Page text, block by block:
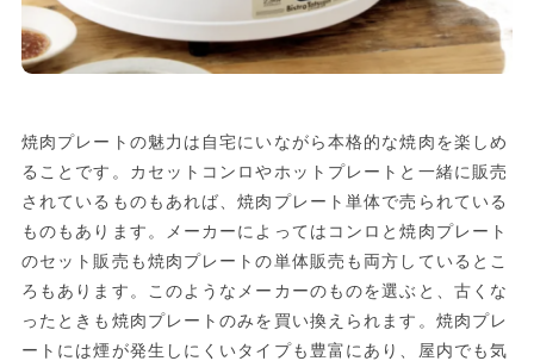
焼肉プレートの魅力は自宅にいながら本格的な焼肉を楽しめ
ることです。カセットコンロやホットプレートと一緒に販売
されているものもあれば、焼肉プレート単体で売られている
ものもあります。メーカーによってはコンロと焼肉プレート
のセット販売も焼肉プレートの単体販売も両方しているとこ
ろもあります。このようなメーカーのものを選ぶと、古くな
ったときも焼肉プレートのみを買い換えられます。焼肉プレ
ートには煙が発生しにくいタイプも豊富にあり、屋内でも気